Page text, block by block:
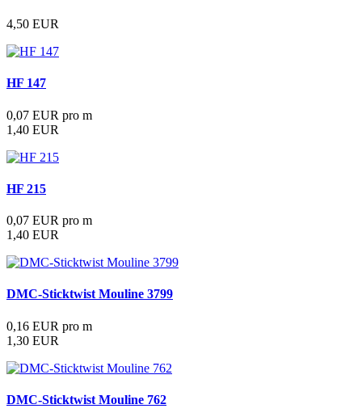
4,50 EUR
HF 147
0,07 EUR pro m
1,40 EUR
HF 215
0,07 EUR pro m
1,40 EUR
DMC-Sticktwist Mouline 3799
0,16 EUR pro m
1,30 EUR
DMC-Sticktwist Mouline 762